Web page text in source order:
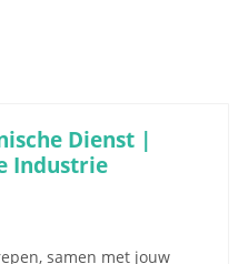
Dienst |
Industrie
samen met jouw